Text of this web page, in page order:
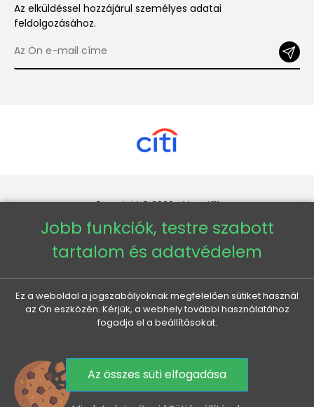
Az elküldéssel hozzájárul személyes adatai
feldolgozásához.
Copyright © 2026 - Veneti™
Veneti HU
Veneti CZ
Veneti DE
0
Jobb funkciók, testre szabott
tartalom és adatvédelem
Ez a weboldal a jogszabályoknak megfelelően sütiket használ
az Ön eszközén. Kérjük, a webhely további használatához
fogadja el a beállításokat.
Az összes süti elfogadása